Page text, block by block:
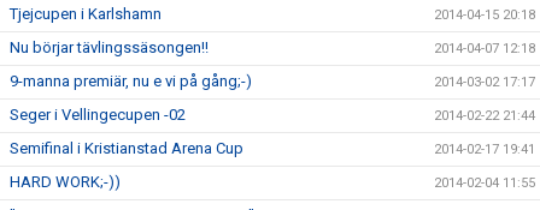
Tjejcupen i Karlshamn 2014-04-15 20:18
Nu börjar tävlingssäsongen!! 2014-04-07 12:18
9-manna premiär, nu e vi på gång;-) 2014-03-02 17:17
Seger i Vellingecupen -02 2014-02-22 21:44
Semifinal i Kristianstad Arena Cup 2014-02-17 19:41
HARD WORK;-)) 2014-02-04 11:55